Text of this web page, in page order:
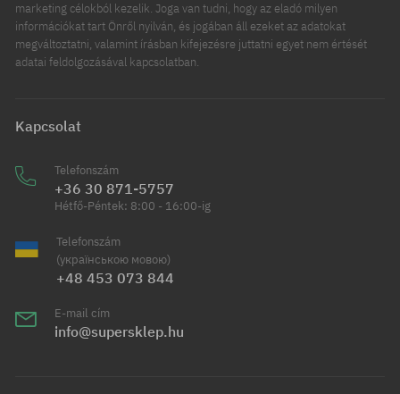
marketing célokból kezelik. Joga van tudni, hogy az eladó milyen
információkat tart Önről nyilván, és jogában áll ezeket az adatokat
megváltoztatni, valamint írásban kifejezésre juttatni egyet nem értését
adatai feldolgozásával kapcsolatban.
Kapcsolat
Telefonszám
+36 30 871-5757
Hétfő-Péntek: 8:00 - 16:00-ig
Telefonszám
(українською мовою)
+48 453 073 844
E-mail cím
info@supersklep.hu